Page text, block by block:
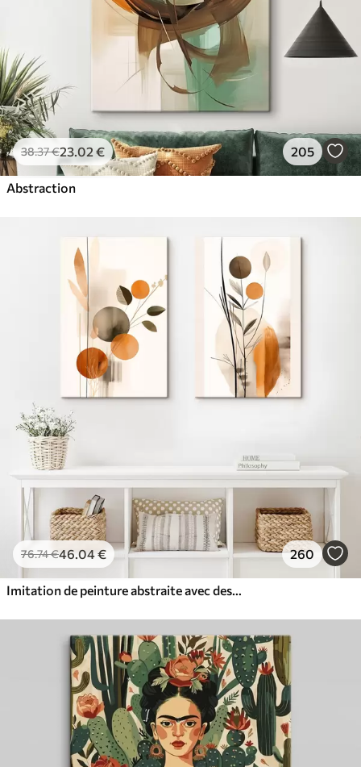
38.37€23.02 € 205
Abstraction
76.74€46.04€ 260
Imitation de peinture abstraite avec des cercles orange et gris, des feuilles et des branches, style moderne, effet aquarelle